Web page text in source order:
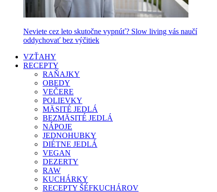
Neviete cez leto skutočne vypnúť? Slow living vás naučí
oddychovať bez výčitiek
VZŤAHY
RECEPTY
RAŇAJKY
OBEDY
VEČERE
POLIEVKY
MÄSITÉ JEDLÁ
BEZMÄSITÉ JEDLÁ
NÁPOJE
JEDNOHUBKY
DIÉTNE JEDLÁ
VEGAN
DEZERTY
RAW
KUCHÁRKY
RECEPTY ŠÉFKUCHÁROV